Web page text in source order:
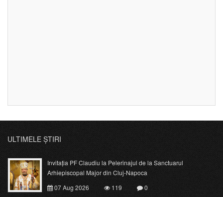
ULTIMELE ȘTIRI
Invitația PF Claudiu la Pelerinajul de la Sanctuarul
Arhiepiscopal Major din Cluj-Napoca
07 Aug 2026
119
0